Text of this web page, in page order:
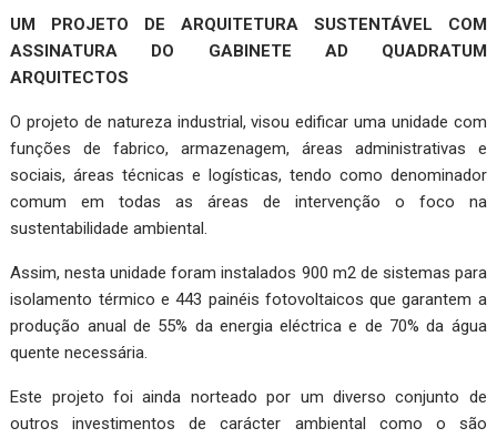
UM PROJETO DE ARQUITETURA SUSTENTÁVEL COM
ASSINATURA DO GABINETE AD QUADRATUM
ARQUITECTOS
O projeto de natureza industrial, visou edificar uma unidade com
funções de fabrico, armazenagem, áreas administrativas e
sociais, áreas técnicas e logísticas, tendo como denominador
comum em todas as áreas de intervenção o foco na
sustentabilidade ambiental.
Assim, nesta unidade foram instalados 900 m2 de sistemas para
isolamento térmico e 443 painéis fotovoltaicos que garantem a
produção anual de 55% da energia eléctrica e de 70% da água
quente necessária.
Este projeto foi ainda norteado por um diverso conjunto de
outros investimentos de carácter ambiental como o são